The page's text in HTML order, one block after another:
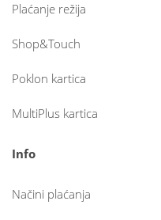
Plaćanje režija
Shop&Touch
Poklon kartica
MultiPlus kartica
Info
Načini plaćanja